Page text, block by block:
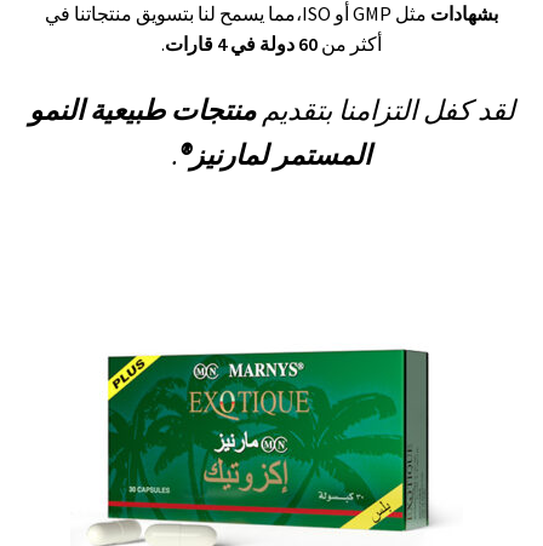
بشهادات
مثل GMP أو ISO،مما يسمح لنا بتسويق منتجاتنا في
أكثر من
.
لقد كفل التزامنا بتقديممنتجات طبيعية النمو
المستمر لمارنيز®
.